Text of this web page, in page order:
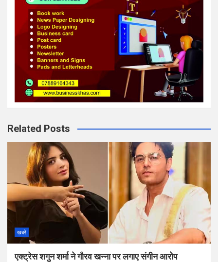
Related Posts
ख़बरें
एक्ट्रेस शगुन शर्मा ने गौरव खन्ना पर लगाए संगीन आरोप